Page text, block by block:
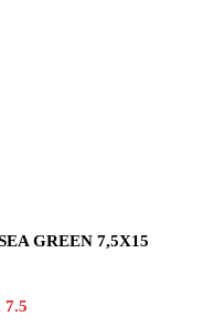
GREEN 7,5X15
7.5